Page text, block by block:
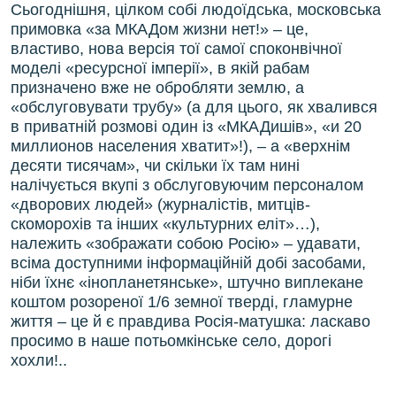
Сьогоднішня, цілком собі людоїдська, московська
примовка «за МКАДом жизни нет!» – це,
властиво, нова версія тої самої споконвічної
моделі «ресурсної імперії», в якій рабам
призначено вже не обробляти землю, а
«обслуговувати трубу» (а для цього, як хвалився
в приватній розмові один із «МКАДишів», «и 20
миллионов населения хватит»!), – а «верхнім
десяти тисячам», чи скільки їх там нині
налічується вкупі з обслуговуючим персоналом
«дворових людей» (журналістів, митців-
скоморохів та інших «культурних еліт»…),
належить «зображати собою Росію» – удавати,
всіма доступними інформаційній добі засобами,
ніби їхнє «інопланетянське», штучно виплекане
коштом розореної 1/6 земної тверді, гламурне
життя – це й є правдива Росія-матушка: ласкаво
просимо в наше потьомкінське село, дорогі
хохли!..